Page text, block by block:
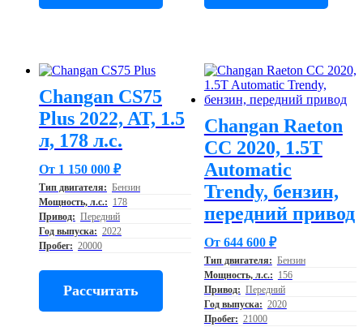
Changan CS75
Plus 2022, AT, 1.5
л, 178 л.с.
От 1 150 000 ₽
Тип двигателя: Бензин
Мощность, л.с.: 178
Привод: Передний
Год выпуска: 2022
Пробег: 20000
Рассчитать
Changan Raeton
CC 2020, 1.5T
Automatic
Trendy, бензин,
передний привод
От 644 600 ₽
Тип двигателя: Бензин
Мощность, л.с.: 156
Привод: Передний
Год выпуска: 2020
Пробег: 21000